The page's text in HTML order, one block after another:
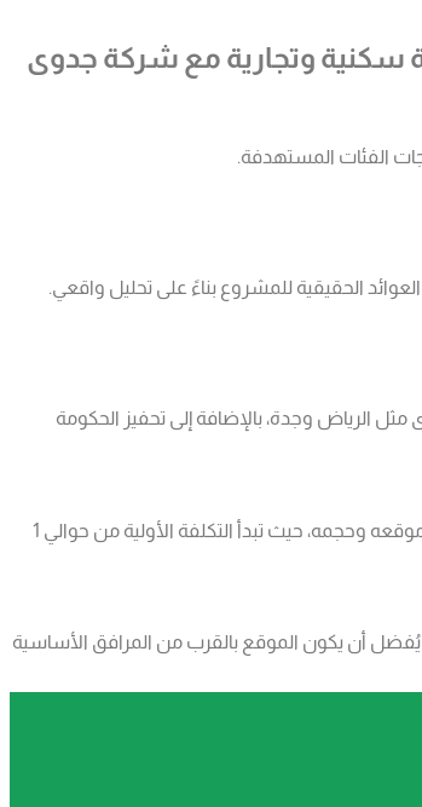
سكنية وتجارية مع شركة جدوى
الفئات المستهدفة.
الحقيقية للمشروع بناءً على تحليل واقعي.
الرياض وجدة، بالإضافة إلى تحفيز الحكومة
التكاليف تشمل شراء الأراضي، أعمال البناء والتشطيب، تكاليف التصاريح والتراخيص، والتمويل التشغيلي الأولي. يمكن تقديم ميزانية مناسبة للمشروع بناءً على موقعه وحجمه، حيث تبدأ التكلفة الأولية من حوالي 1
أن يكون الموقع بالقرب من المرافق الأساسية